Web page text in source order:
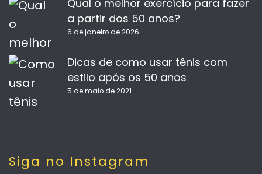
Qual o melhor exercício para fazer
a partir dos 50 anos?
6 de janeiro de 2026
Dicas de como usar tênis com
estilo após os 50 anos
5 de maio de 2021
Siga no Instagram